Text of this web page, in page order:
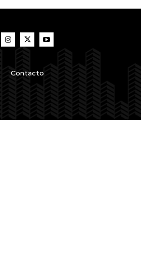
Contacto